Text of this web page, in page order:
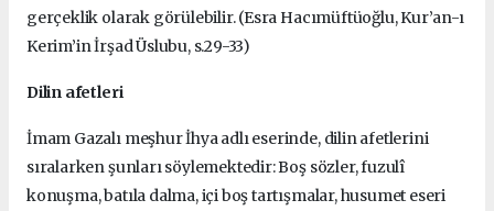
gerçeklik olarak görülebilir. (Esra Hacımüftüoğlu, Kur’an-ı
Kerim’in İrşad Üslubu, s.29-33)
Dilin afetleri
İmam Gazalı meşhur İhya adlı eserinde, dilin afetlerini
sıralarken şunları söylemektedir: Boş sözler, fuzulî
konuşma, batıla dalma, içi boş tartışmalar, husumet eseri